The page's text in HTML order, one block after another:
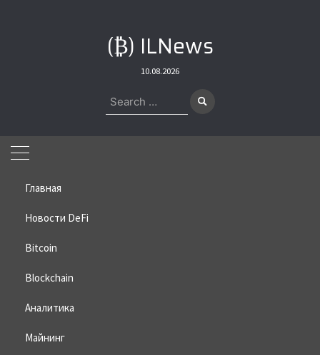
(₿) ILNews
10.08.2026
Search
for:
Главная
Новости DeFi
Bitcoin
Blockchain
Аналитика
Майнинг
Home»Bitcoin
прогнозов по крипторынку